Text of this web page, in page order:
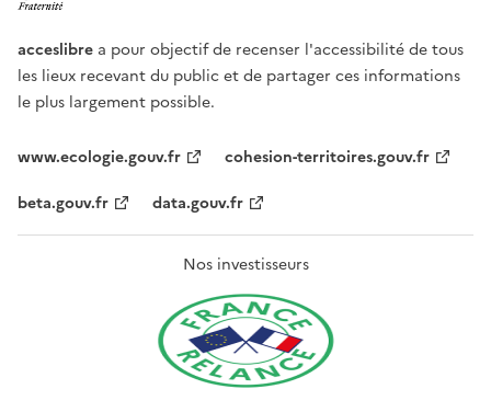
acceslibre a pour objectif de recenser l'accessibilité de tous
les lieux recevant du public et de partager ces informations
le plus largement possible.
www.ecologie.gouv.fr
cohesion-territoires.gouv.fr
beta.gouv.fr
data.gouv.fr
Nos investisseurs